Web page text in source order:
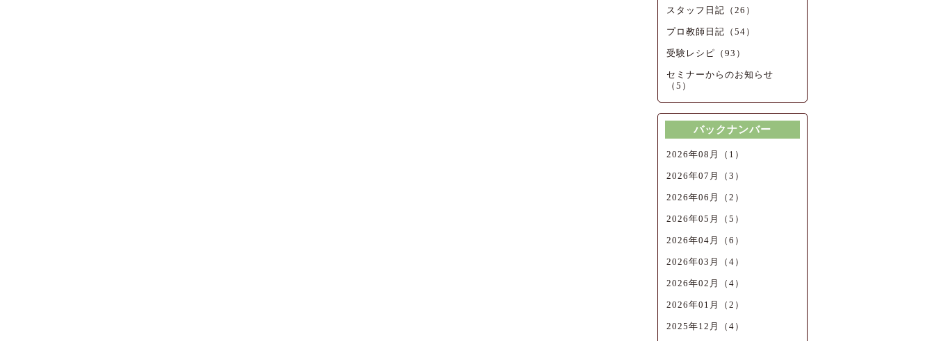
スタッフ日記（26）
プロ教師日記（54）
受験レシピ（93）
セミナーからのお知らせ
（5）
バックナンバー
2026年08月（1）
2026年07月（3）
2026年06月（2）
2026年05月（5）
2026年04月（6）
2026年03月（4）
2026年02月（4）
2026年01月（2）
2025年12月（4）